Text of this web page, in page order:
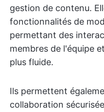
gestion de contenu.
fonctionnalités de
permettant des
membres de l'équipe
plus fluide.
Ils permettent
collaboration